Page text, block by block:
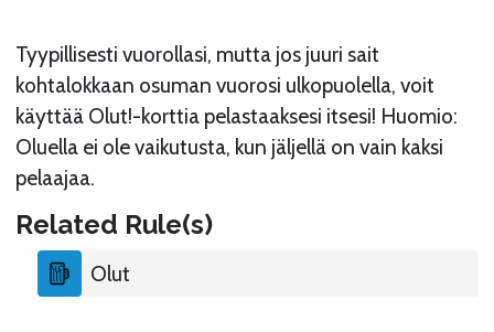
Tyypillisesti vuorollasi, mutta jos juuri sait
kohtalokkaan osuman vuorosi ulkopuolella, voit
käyttää Olut!-korttia pelastaaksesi itsesi! Huomio:
Oluella ei ole vaikutusta, kun jäljellä on vain kaksi
pelaajaa.
Related Rule(s)
Olut